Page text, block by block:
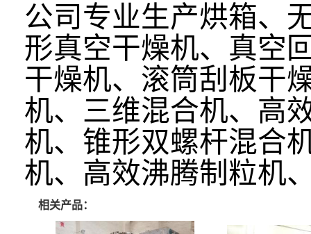
公司专业生产烘箱、
形真空干燥机、真空
干燥机、滚筒刮板干
机、三维混合机、高
机、锥形双螺杆混合
机、高效沸腾制粒机
相关产品：